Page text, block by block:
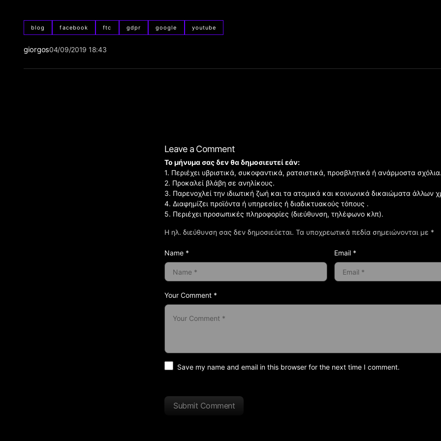
blog facebook ftc gdpr google youtube
giorgos04/09/2019 18:43
Leave a Comment
Η ηλ. διεύθυνση σας δεν δημοσιεύεται. Τα υποχρεωτικά πεδία σημειώνονται με *
Your Comment *
Το μήνυμα σας δεν θα δημοσιευτεί εάν:
1. Περιέχει υβριστικά, συκοφαντικά, ρατσιστικά, προσβλητικά ή ανάρμοστα σχόλια.
2. Προκαλεί βλάβη σε ανηλίκους.
3. Παρενοχλεί την ιδιωτική ζωή και τα ατομικά και κοινωνικά δικαιώματα άλλων
4. Διαφημίζει προϊόντα ή υπηρεσίες ή διαδικτυακούς τόπους .
5. Περιέχει προσωπικές πληροφορίες (διεύθυνση, τηλέφωνο κλπ).
Name * Email *
Save my name and email in this browser for the next time I comment.
Submit Comment